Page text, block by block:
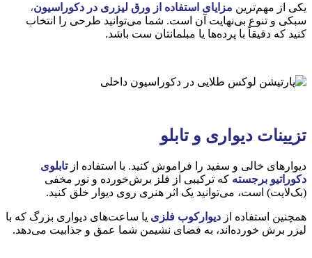
یکی از مهم‌ترین مزایای استفاده از ورق لیزری در دکوراسیون،
سبکی و تنوع بی‌نهایت آن است. شما می‌توانید طرحی را انتخاب
کنید که دقیقاً با پرده‌ها یا مبلمانتان ست باشد.
تزیینات دیواری و تابلو
دیوارهای خالی و سفید را فراموش کنید. با استفاده ازتابلوی
دکوراتیو برجسته که ترکیبی از فلز برش‌خورده و نور مخفی
(بک‌لایت) است، می‌توانید یک اثر هنری روی دیوار خلق کنید.
همچنین استفاده از دیوارکوب فلزی یا ساعت‌های دیواری بزرگ که با
لیزر برش خورده‌اند، به فضای نشیمن شما عمق و جذابیت می‌دهد.